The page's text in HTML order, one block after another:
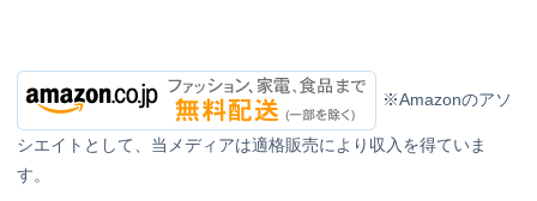
※Amazonのアソ
シエイトとして、当メディアは適格販売により収入を得ていま
す。